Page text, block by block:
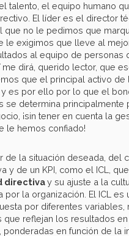
talento, el equipo humano
El líder es el director
que no le pedimos que
le exigimos que lleve al
al equipo de personas
me dirá, querido lector, que
que el principal activo de
es por ello por lo que el
se determina principalmente
¡sin tener en cuenta la
le hemos confiado!
de la situación deseada, del
y de un KPI, como el ICL,
directivay su ajuste a la
la organización. El ICL es
por diferentes variables,
que reflejan los resultados
en función de la